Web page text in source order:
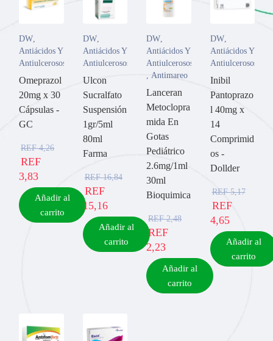
DW
Antiácidos Y
Antiulcerosos
Omeprazol
20mg x 30
Cápsulas -
GC
REF4,26
REF
3,83
Añadir al
carrito
DW,
Antiácidos Y
Antiulcerosos
Ulcon
Sucralfato
Suspensión
1gr/5ml
80ml
Farma
REF16,84
REF
15,16
Añadir al
carrito
DW
Antiácidos Y
Antiulcerosos
Antimareo
Lanceran
Metoclopra
mida En
Gotas
Pediátrico
2.6mg/1ml
30ml
Bioquimica
REF2,48
REF
2,23
Añadir al
carrito
DW,
Antiácidos Y
Antiulcerosos
Inibil
Pantoprazo
l 40mg x
14
Comprimid
os -
Dollder
REF5,17
REF
4,65
Añadir al
carrito